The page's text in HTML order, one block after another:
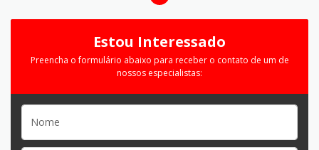
Estou Interessado
Preencha o formulário abaixo para receber o contato de um de
nossos especialistas: